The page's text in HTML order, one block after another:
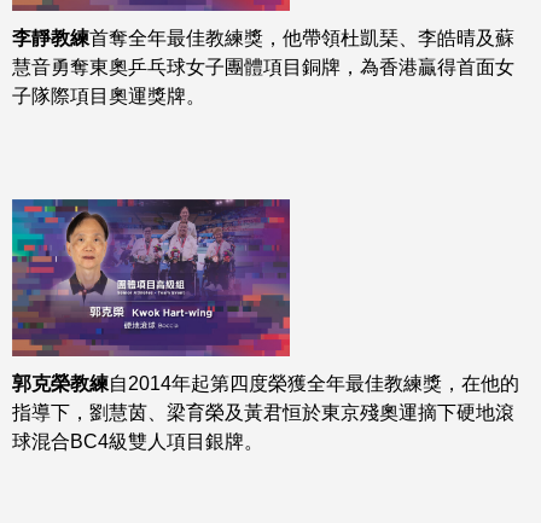
李靜教練首奪全年最佳教練獎，他帶領杜凱琹、李皓晴及蘇
慧音勇奪東奧乒乓球女子團體項目銅牌，為香港贏得首面女
郭克榮教練自2014年起第四度榮獲全年最佳教練獎，在他的
指導下，劉慧茵、梁育榮及黃君恒於東京殘奧運摘下硬地滾